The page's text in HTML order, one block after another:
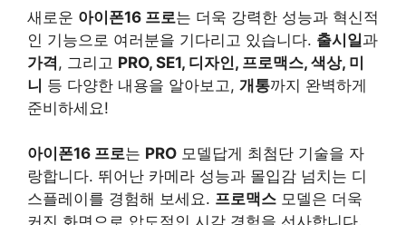
새로운 아이폰16 프로는 더욱 강력한 성능과 혁신적
인 기능으로 여러분을 기다리고 있습니다. 출시일과
가격, 그리고 PRO, SE1, 디자인, 프로맥스, 색상, 미
니 등 다양한 내용을 알아보고, 개통까지 완벽하게
준비하세요!
아이폰16 프로는 PRO 모델답게 최첨단 기술을 자
랑합니다. 뛰어난 카메라 성능과 몰입감 넘치는 디
스플레이를 경험해 보세요. 프로맥스 모델은 더욱
커진 화면으로 압도적인 시각 경험을 선사합니다.